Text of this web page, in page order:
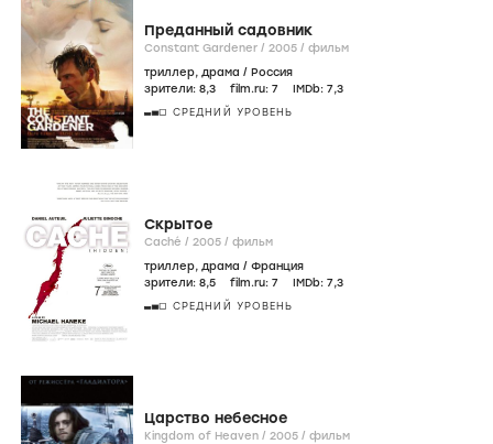
Преданный садовник
Constant Gardener / 2005 / фильм
триллер, драма / Россия
зрители: 8,3 film.ru: 7 IMDb: 7,3
СРЕДНИЙ УРОВЕНЬ
Скрытое
Caché / 2005 / фильм
триллер, драма / Франция
зрители: 8,5 film.ru: 7 IMDb: 7,3
СРЕДНИЙ УРОВЕНЬ
Царство небесное
Kingdom of Heaven / 2005 / фильм